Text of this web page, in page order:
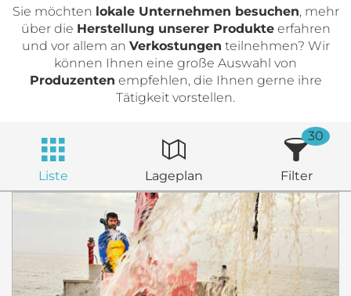
Sie möchten lokale Unternehmen besuchen, mehr
über die Herstellung unserer Produkteerfahren
und vor allem an Verkostungen teilnehmen? Wir
können Ihnen eine große Auswahl von
Produzenten empfehlen, die Ihnen gerne ihre
Tätigkeit vorstellen.
Liste Lageplan Filter
30